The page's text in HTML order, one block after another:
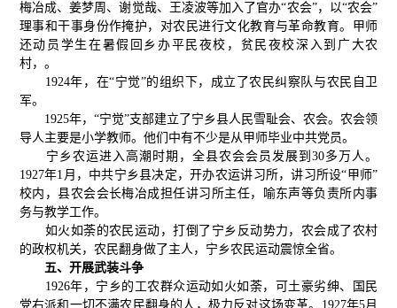
梅冶成、姜梦周、谢觉哉、王凌波等加入了官办“农会”，以“农会”
理事和干事身份作掩护，对农民进行文化教育与革命教育。甲师
还动员学生在暑假回乡办平民夜校，贫民夜校深入到广大农
村，。
1924年，在“宁觉”的组织下，成立了农民纠察队与农民自卫
军。
1925年，“宁觉”支部建立了宁乡县人民雪耻会、农会。农会领
导人主要是小学教师。他们中有不少是从甲师毕业中共党员。
宁乡农运进入高潮时期，全县农会会员发展到30多万人。
1927年1月，中共宁乡县决定，开办农运讲习所，讲习所设“甲师”
校内，县农会会长梅冶成担任讲习所主任，喻东声等负责所内事
务与教学工作。
如火如荼的农民运动，打倒了宁乡反动势力，农会成了农村
的政权机关，农民翻身做了主人，宁乡农民运动震惊全省。
五、开展武装斗争
1926年，宁乡的工农群众运动如火如荼，可土豪劣绅、国民
党右派和一切不满农民翻身的人，极力反对这场变革。1927年5月